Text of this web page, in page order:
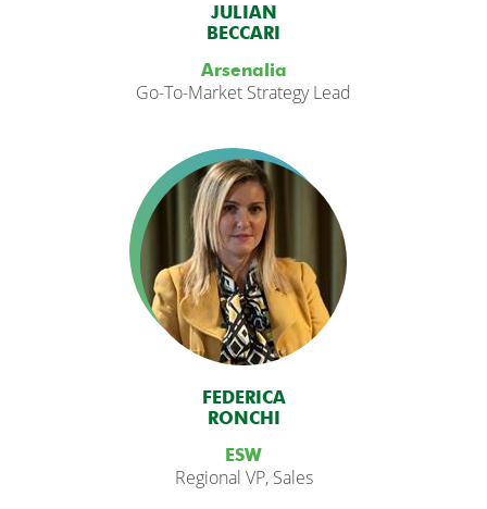
JULIAN
BECCARI
Arsenalia
Go-To-Market Strategy Lead
FEDERICA
RONCHI
ESW
Regional VP, Sales